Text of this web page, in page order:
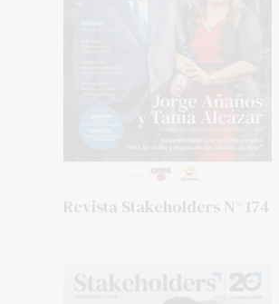
Revista Stakeholders N° 174